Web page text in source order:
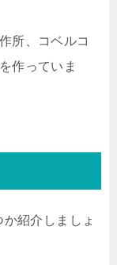
所、コベルコ
作っていま
紹介しましょ